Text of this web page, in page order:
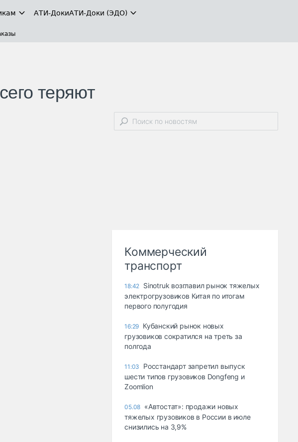
АТИ-ДокиАТИ-Доки (ЭДО)
теряют
Коммерческий
транспорт
18:42 Sinotruk возглавил рынок тяжелых
электрогрузовиков Китая по итогам
первого полугодия
16:29 Кубанский рынок новых
грузовиков сократился на треть за
полгода
11:03
Росстандарт запретил выпуск
шести типов грузовиков Dongfeng и
Zoomlion
05.08 «Автостат»: продажи новых
тяжелых грузовиков в России в июле
снизились на 3,9%